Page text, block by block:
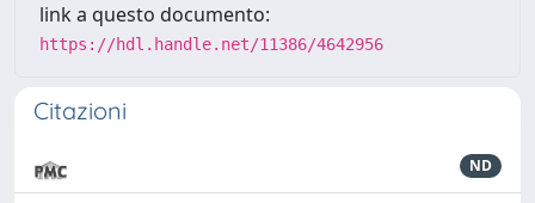
link a questo documento:
https://hdl.handle.net/11386/4642956
Citazioni
ND